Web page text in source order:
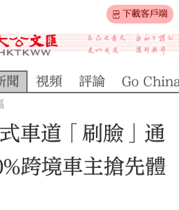
下載客戶端
聞 視頻 評論 Go
車道「刷臉」通
跨境車主搶先體